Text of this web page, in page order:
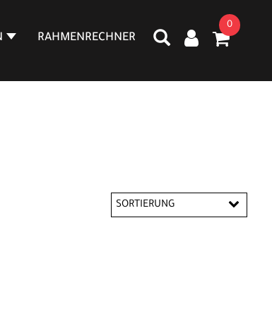
0
RAHMENRECHNER
SORTIERUNG